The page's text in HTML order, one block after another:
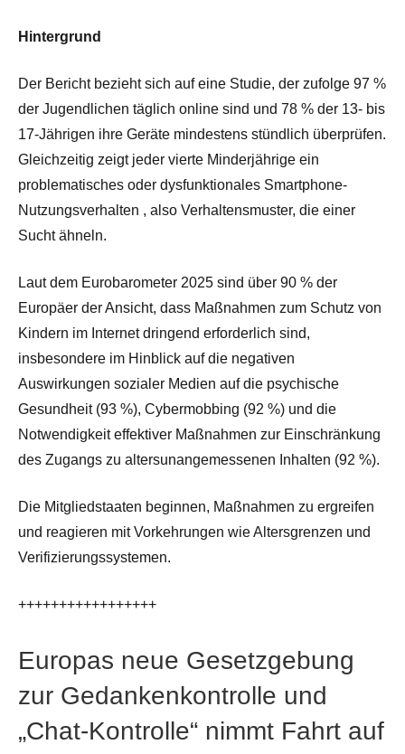
Hintergrund
Der Bericht bezieht sich auf eine Studie, der zufolge 97 %
der Jugendlichen täglich online sind und 78 % der 13- bis
17-Jährigen ihre Geräte mindestens stündlich überprüfen.
Gleichzeitig zeigt jeder vierte Minderjährige ein
problematisches oder dysfunktionales Smartphone-
Nutzungsverhalten , also Verhaltensmuster, die einer
Sucht ähneln.
Laut dem Eurobarometer 2025 sind über 90 % der
Europäer der Ansicht, dass Maßnahmen zum Schutz von
Kindern im Internet dringend erforderlich sind,
insbesondere im Hinblick auf die negativen
Auswirkungen sozialer Medien auf die psychische
Gesundheit (93 %), Cybermobbing (92 %) und die
Notwendigkeit effektiver Maßnahmen zur Einschränkung
des Zugangs zu altersunangemessenen Inhalten (92 %).
Die Mitgliedstaaten beginnen, Maßnahmen zu ergreifen
und reagieren mitVorkehrungen wie Altersgrenzen und
Verifizierungssystemen.
+++++++++++++++++
Europas neue Gesetzgebung
zur Gedankenkontrolle und
„Chat-Kontrolle“ nimmt Fahrt auf